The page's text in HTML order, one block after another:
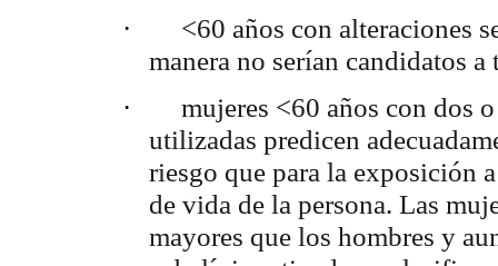
·
<60 años con alteraciones
manera no serían candidatos
·
mujeres <60 años con dos
utilizadas predicen
riesgo que para la exposición
de vida de la persona. Las
mayores que los hombres y